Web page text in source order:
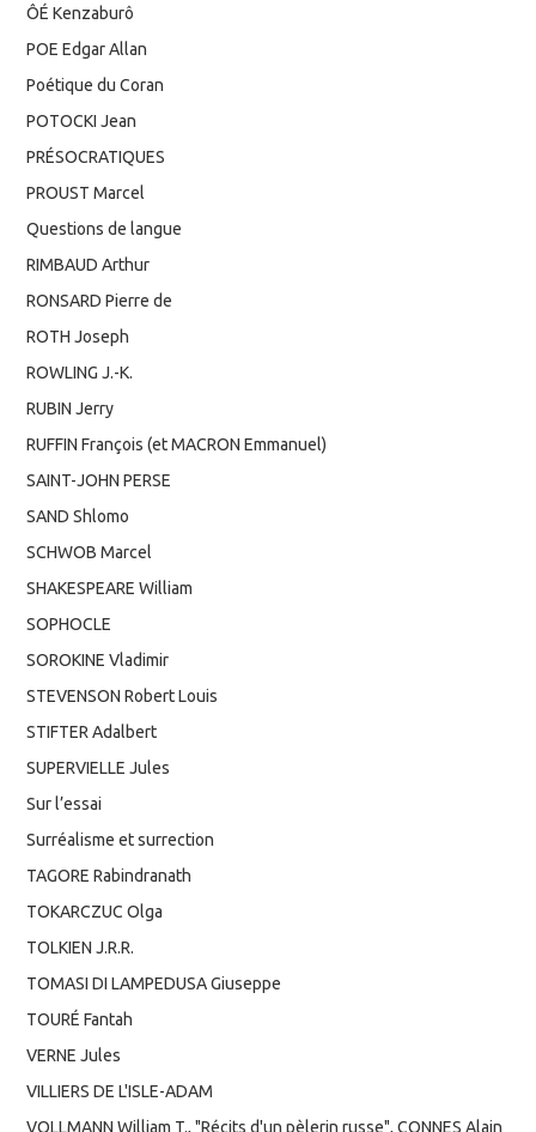
ÔÉ Kenzaburô
POE Edgar Allan
Poétique du Coran
POTOCKI Jean
PRÉSOCRATIQUES
PROUST Marcel
Questions de langue
RIMBAUD Arthur
RONSARD Pierre de
ROTH Joseph
ROWLING J.-K.
RUBIN Jerry
RUFFIN François (et MACRON Emmanuel)
SAINT-JOHN PERSE
SAND Shlomo
SCHWOB Marcel
SHAKESPEARE William
SOPHOCLE
SOROKINE Vladimir
STEVENSON Robert Louis
STIFTER Adalbert
SUPERVIELLE Jules
Sur l’essai
Surréalisme et surrection
TAGORE Rabindranath
TOKARCZUC Olga
TOLKIEN J.R.R.
TOMASI DI LAMPEDUSA Giuseppe
TOURÉ Fantah
VERNE Jules
VILLIERS DE L'ISLE-ADAM
VOLLMANN William T., "Récits d'un pèlerin russe", CONNES Alain